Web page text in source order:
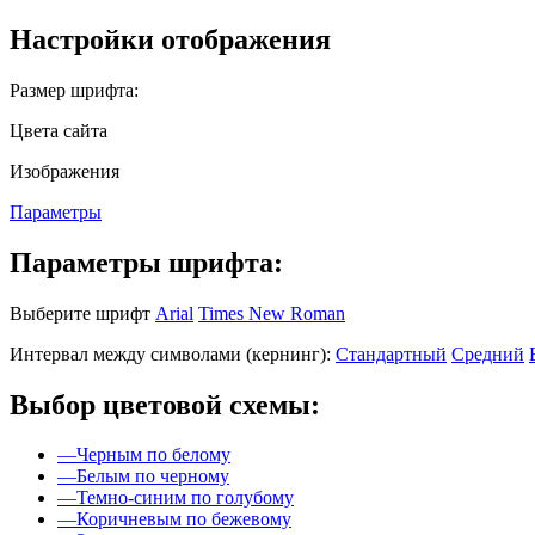
Настройки отображения
Размер шрифта:
Цвета сайта
Изображения
Параметры
Параметры шрифта:
Выберите шрифт Arial Times New Roman
Интервал между символами (кернинг): Стандартный Средний
Выбор цветовой схемы:
—Черным по белому
—Белым по черному
—Темно-синим по голубому
—Коричневым по бежевому